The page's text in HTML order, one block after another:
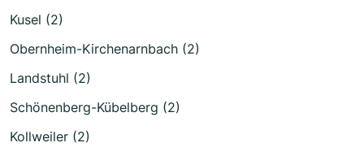
Kusel (2)
Obernheim-Kirchenarnbach (2)
Landstuhl (2)
Schönenberg-Kübelberg (2)
Kollweiler (2)